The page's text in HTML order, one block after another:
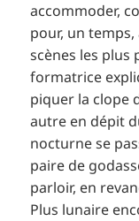
accommoder,
pour, un
scènes les plus
formatrice
piquer la clope
autre en dépit
nocturne se
paire de
parloir, en
Plus lunaire